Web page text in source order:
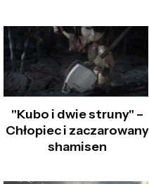
"Kubo i dwie struny" –
Chłopiec i zaczarowany
shamisen